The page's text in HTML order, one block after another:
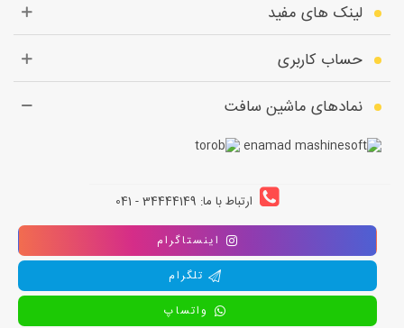
لینک های مفید
حساب کاربری
نمادهای ماشین سافت
ارتباط با ما: 34444149 - 041
اینستاگرام
تلگرام
واتساپ